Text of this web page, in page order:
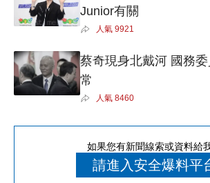
Junior有關
人氣 9921
蔡奇現身北戴河 國務
常
人氣 8460
如果您有新聞線索或資料給
請進入安全爆料平